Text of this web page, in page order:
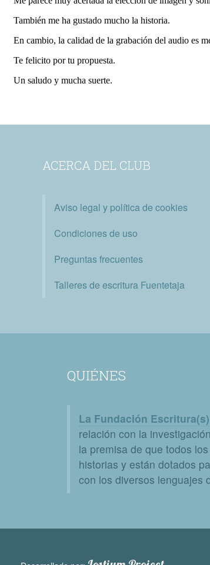
ACERCA DEL CLUB
Aviso legal y política de cookies
Condiciones de uso
Preguntas frecuentes
Talleres de escritura Fuentetaja
QUIÉNES
La Fundación Escritura(s)
relación con la
la premisa de que todos
historias y están dotados
con los diversos lenguajes